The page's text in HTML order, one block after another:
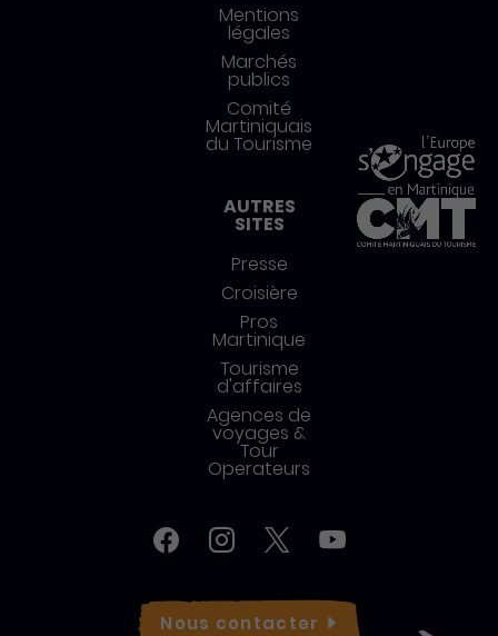
Mentions
légales
Marchés
publics
Comité
Martiniquais
du Tourisme
AUTRES
SITES
Presse
Croisière
Pros
Martinique
Tourisme
d'affaires
Agences de
voyages &
Tour
Operateurs
FacebookInstagramTwitterYouTube
Nous contacter